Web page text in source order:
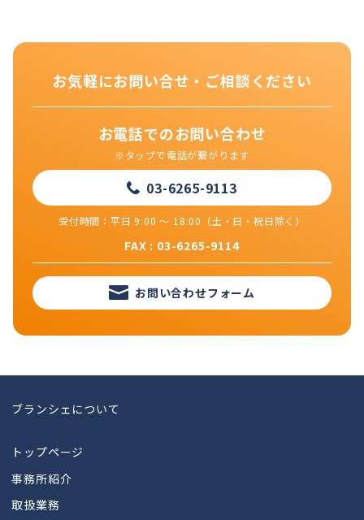
お気軽にお問い合せ・ご相談ください
お電話でのお問い合わせ
※タップで電話が繋がります
受付時間：平日 9:00 ～ 18:00（土・日・祝日除く）
03-6265-9113
FAX : 03-6265-9114
お問い合わせフォーム
ブランシェについて
トップページ
事務所紹介
取扱業務